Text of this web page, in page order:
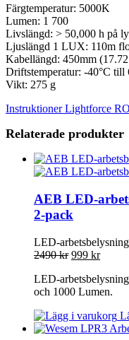
Färgtemperatur: 5000K
Lumen: 1 700
Livslängd: > 50,000 h på
Ljuslängd 1 LUX: 110m
Kabellängd: 450mm
Driftstemperatur: -40°C till
Vikt: 275 g
Instruktioner Lightforce
Relaterade produkter
AEB LED-
2-pack
LED-
2490kr 999 kr
LED-
och 1000 Lumen.